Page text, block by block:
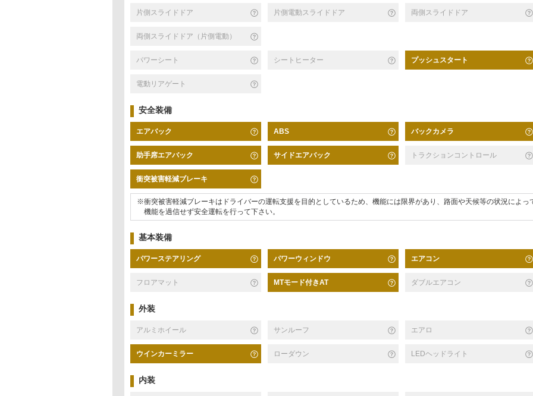
片側スライドドア 片側電動スライドドア 両側スライドドア
両側スライドドア（片側電動）
パワーシート シートヒーター プッシュスタート
電動リアゲート
安全装備
エアバック ABS バックカメラ
助手席エアバック サイドエアバック トラクションコントロール
衝突被害軽減ブレーキ
※衝突被害軽減ブレーキはドライバーの運転支援を目的としているため、機能には限界があり、路面や天候等の状況によっ
機能を過信せず安全運転を行って下さい。
基本装備
パワーステアリング パワーウィンドウ エアコン
フロアマット MTモード付きAT ダブルエアコン
外装
アルミホイール サンルーフ エアロ
ウインカーミラー ローダウン LEDヘッドライト
内装